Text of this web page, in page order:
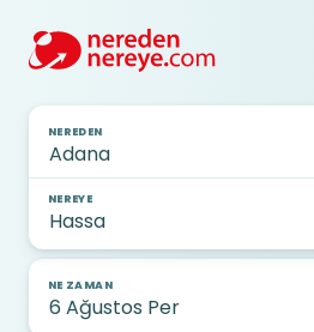
NEREDEN
NEREYE
NE ZAMAN